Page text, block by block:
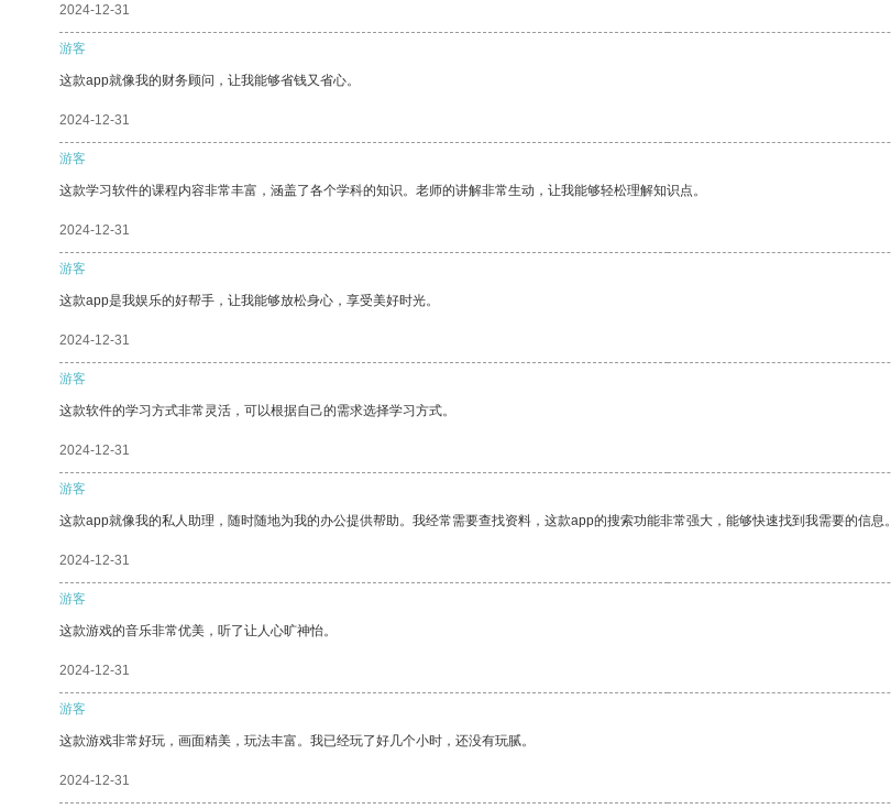
2024-12-31
游客
这款app就像我的财务顾问，让我能够省钱又省心。
2024-12-31
游客
这款学习软件的课程内容非常丰富，涵盖了各个学科的知识。老师的讲解非常生动，让我能够轻松理解知识点。
2024-12-31
游客
这款app是我娱乐的好帮手，让我能够放松身心，享受美好时光。
2024-12-31
游客
这款软件的学习方式非常灵活，可以根据自己的需求选择学习方式。
2024-12-31
游客
这款app就像我的私人助理，随时随地为我的办公提供帮助。我经常需要查找资料，这款app的搜索功能非常强大，能够快速找到我需要的信息。
2024-12-31
游客
这款游戏的音乐非常优美，听了让人心旷神怡。
2024-12-31
游客
这款游戏非常好玩，画面精美，玩法丰富。我已经玩了好几个小时，还没有玩腻。
2024-12-31